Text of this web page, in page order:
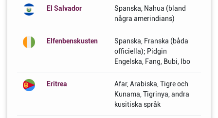
El Salvador
Spanska, Nahua (bland
några amerindians)
Elfenbenskusten
Spanska, Franska (båda
officiella); Pidgin
Engelska, Fang, Bubi, Ibo
Eritrea
Afar, Arabiska, Tigre och
Kunama, Tigrinya, andra
kusitiska språk